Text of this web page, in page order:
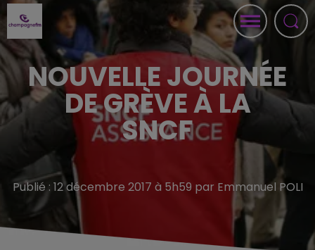
NOUVELLE JOURNÉE
DE GRÈVE À LA
SNCF
Publié : 12 décembre 2017 à 5h59 par Emmanuel POLI